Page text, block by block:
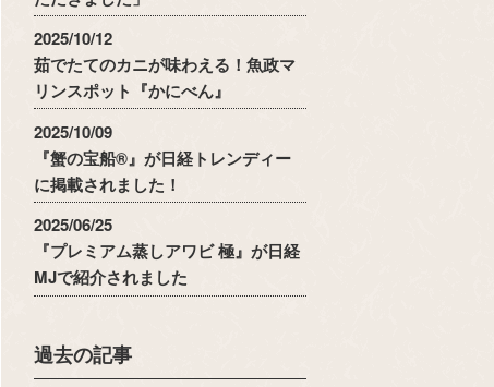
2025/10/12
茹でたてのカニが味わえる！魚政マ
リンスポット『かにべん』
2025/10/09
『蟹の宝船®』が日経トレンディー
に掲載されました！
2025/06/25
『プレミアム蒸しアワビ 極』が日経
MJで紹介されました
過去の記事